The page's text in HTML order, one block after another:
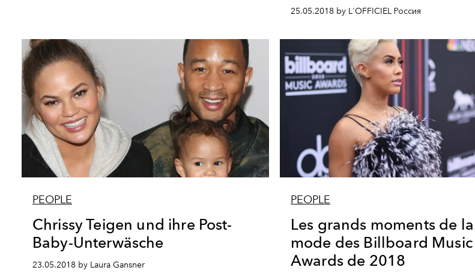
25.05.2018 by L'OFFICIEL Россия
PEOPLE
Chrissy Teigen und ihre Post-
Baby-Unterwäsche
23.05.2018 by Laura Gansner
PEOPLE
Les grands moments de la
mode des Billboard Music
Awards de 2018